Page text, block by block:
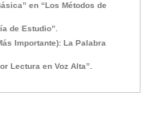
en “Los Métodos de
de Estudio”.
Importante): La Palabra
Lectura en Voz Alta”.